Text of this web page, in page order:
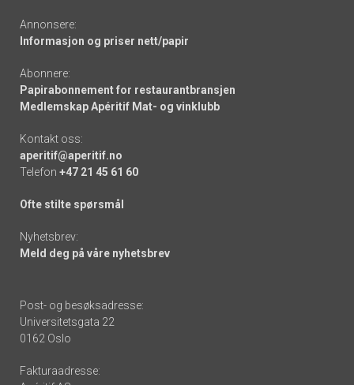
Annonsere:
Informasjon og priser nett/papir
Abonnere:
Papirabonnement for restaurantbransjen
Medlemskap Apéritif Mat- og vinklubb
Kontakt oss:
aperitif@aperitif.no
Telefon +47 21 45 61 60
Ofte stilte spørsmål
Nyhetsbrev:
Meld deg på våre nyhetsbrev
Post- og besøksadresse:
Universitetsgata 22
0162 Oslo
Fakturaadresse: